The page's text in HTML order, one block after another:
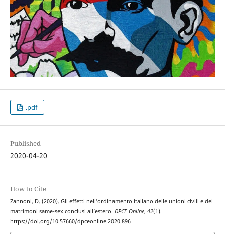
.pdf
Published
2020-04-20
How to Cite
Zannoni, D. (2020). Gli effetti nell’ordinamento italiano delle unioni civili e dei
matrimoni same-sex conclusi all’estero. DPCE Online, 42(1).
https://doi.org/10.57660/dpceonline.2020.896